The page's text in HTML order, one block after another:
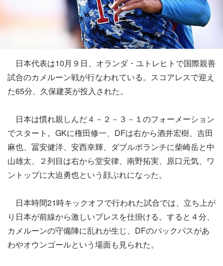
日本代表は10月９日、オランダ・ユトレヒトで国際親善
試合のカメルーン戦が行なわれている。スコアレスで迎え
た65分、久保建英が投入された。
日本は慣れ親しんだ４－２－３－１のフォーメーション
でスタート。GKに権田修一、DFは右から酒井宏樹、吉田
麻也、冨安健洋、安西幸輝、ダブルボランチに柴崎岳と中
山雄太、２列目は右から堂安律、南野拓実、原口元気、ワ
ントップに大迫勇也という顔ぶれになった。
日本時間21時キックオフで行われた試合では、立ち上が
り日本が前線から激しいプレスを仕掛ける。すると４分、
カメルーンの守備陣に乱れが生じ、DFのバックパスがあ
わやオウンゴールという場面も見られた。